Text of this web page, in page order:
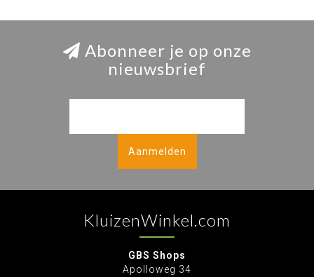
Abonneer je op onze
nieuwsbrief
Aanmelden
KluizenWinkel.com
GBS Shops
Apolloweg 34